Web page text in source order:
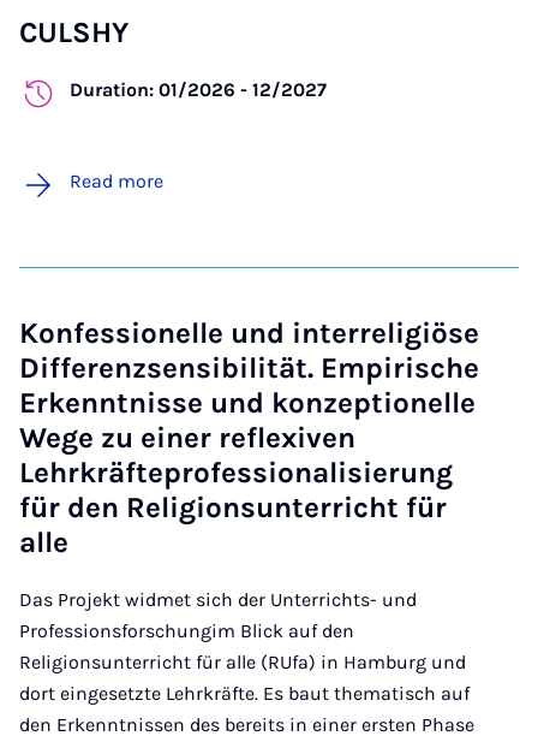
CULSHY
Duration: 01/2026 - 12/2027
Read more
Konfessionelle und interreligiöse
Differenzsensibilität. Empirische
Erkenntnisse und konzeptionelle
Wege zu einer reflexiven
Lehrkräfteprofessionalisierung
für den Religionsunterricht für
alle
Das Projekt widmet sich der Unterrichts- und
Professionsforschungim Blick auf den
Religionsunterricht für alle (RUfa) in Hamburg und
dort eingesetzte Lehrkräfte. Es baut thematisch auf
den Erkenntnissen des bereits in einer ersten Phase